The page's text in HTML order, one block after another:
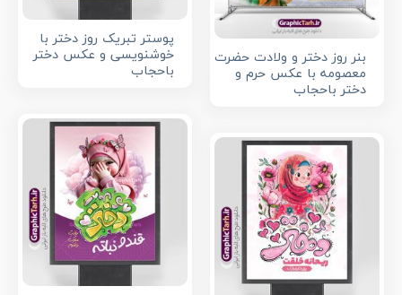
پوستر تبریک روز دختر با
خوشنویسی و عکس دختر
باحجاب
بنر روز دختر و ولادت حضرت
معصومه با عکس حرم و
دختر باحجاب